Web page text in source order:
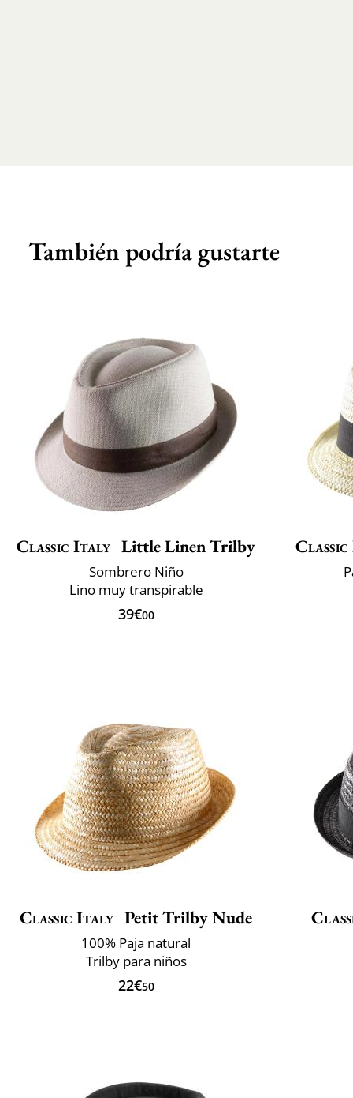
También podría gustarte
Classic Italy Little Linen Trilby
Sombrero Niño
Lino muy transpirable
39€00
Classic Italy Petit Trilby Nude
100% Paja natural
Trilby para niños
22€50